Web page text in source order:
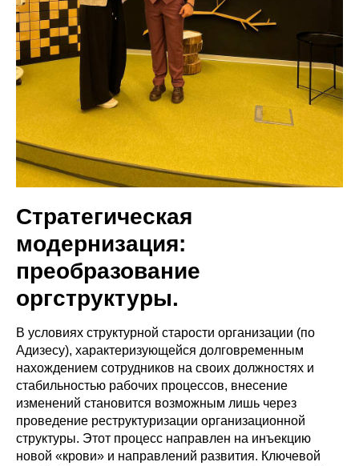
Стратегическая
модернизация:
преобразование
оргструктуры.
В условиях структурной старости организации (по
Адизесу), характеризующейся долговременным
нахождением сотрудников на своих должностях и
стабильностью рабочих процессов, внесение
изменений становится возможным лишь через
проведение реструктуризации организационной
структуры. Этот процесс направлен на инъекцию
новой «крови» и направлений развития. Ключевой